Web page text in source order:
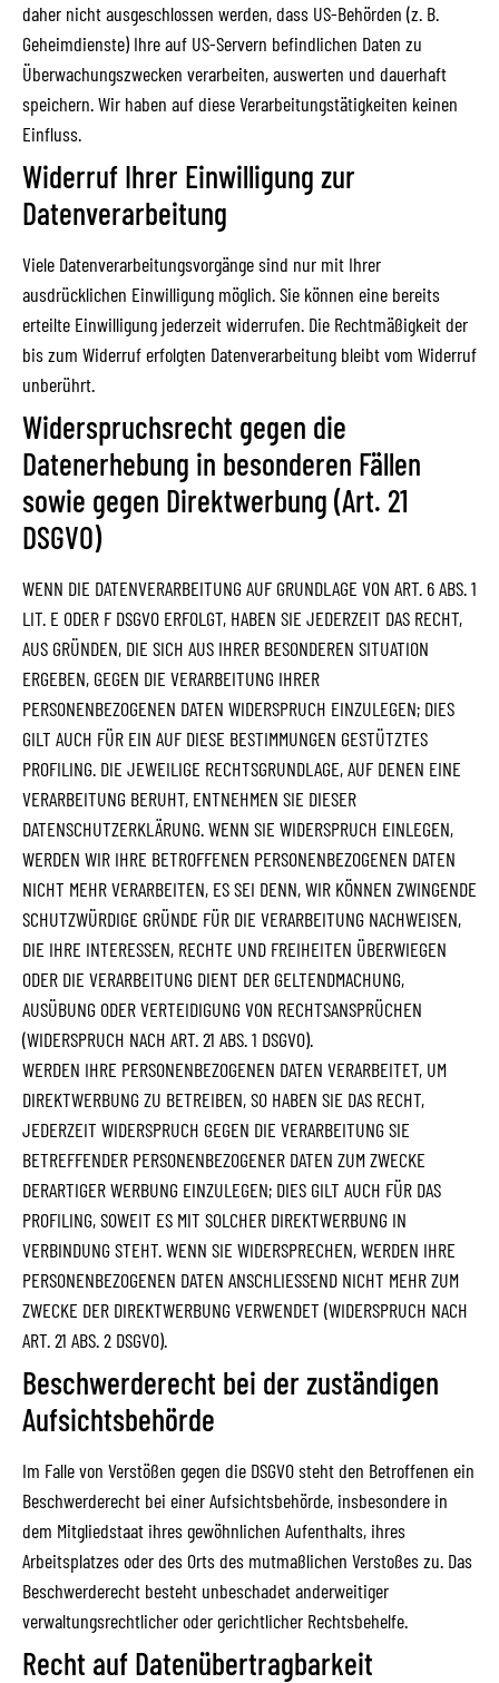
daher nicht ausgeschlossen werden, dass US-Behörden (z. B.
Geheimdienste) Ihre auf US-Servern befindlichen Daten zu
Überwachungszwecken verarbeiten, auswerten und dauerhaft
speichern. Wir haben auf diese Verarbeitungstätigkeiten keinen
Einfluss.
Widerruf Ihrer Einwilligung zur
Datenverarbeitung
Viele Datenverarbeitungsvorgänge sind nur mit Ihrer
ausdrücklichen Einwilligung möglich. Sie können eine bereits
erteilte Einwilligung jederzeit widerrufen. Die Rechtmäßigkeit der
bis zum Widerruf erfolgten Datenverarbeitung bleibt vom Widerruf
unberührt.
Widerspruchsrecht gegen die
Datenerhebung in besonderen Fällen
sowie gegen Direktwerbung (Art. 21
DSGVO)
WENN DIE DATENVERARBEITUNG AUF GRUNDLAGE VON ART. 6 ABS. 1
LIT. E ODER F DSGVO ERFOLGT, HABEN SIE JEDERZEIT DAS RECHT,
AUS GRÜNDEN, DIE SICH AUS IHRER BESONDEREN SITUATION
ERGEBEN, GEGEN DIE VERARBEITUNG IHRER
PERSONENBEZOGENEN DATEN WIDERSPRUCH EINZULEGEN; DIES
GILT AUCH FÜR EIN AUF DIESE BESTIMMUNGEN GESTÜTZTES
PROFILING. DIE JEWEILIGE RECHTSGRUNDLAGE, AUF DENEN EINE
VERARBEITUNG BERUHT, ENTNEHMEN SIE DIESER
DATENSCHUTZERKLÄRUNG. WENN SIE WIDERSPRUCH EINLEGEN,
WERDEN WIR IHRE BETROFFENEN PERSONENBEZOGENEN DATEN
NICHT MEHR VERARBEITEN, ES SEI DENN, WIR KÖNNEN ZWINGENDE
SCHUTZWÜRDIGE GRÜNDE FÜR DIE VERARBEITUNG NACHWEISEN,
DIE IHRE INTERESSEN, RECHTE UND FREIHEITEN ÜBERWIEGEN
ODER DIE VERARBEITUNG DIENT DER GELTENDMACHUNG,
AUSÜBUNG ODER VERTEIDIGUNG VON RECHTSANSPRÜCHEN
(WIDERSPRUCH NACH ART. 21 ABS. 1 DSGVO).
WERDEN IHRE PERSONENBEZOGENEN DATEN VERARBEITET, UM
DIREKTWERBUNG ZU BETREIBEN, SO HABEN SIE DAS RECHT,
JEDERZEIT WIDERSPRUCH GEGEN DIE VERARBEITUNG SIE
BETREFFENDER PERSONENBEZOGENER DATEN ZUM ZWECKE
DERARTIGER WERBUNG EINZULEGEN; DIES GILT AUCH FÜR DAS
PROFILING, SOWEIT ES MIT SOLCHER DIREKTWERBUNG IN
VERBINDUNG STEHT. WENN SIE WIDERSPRECHEN, WERDEN IHRE
PERSONENBEZOGENEN DATEN ANSCHLIESSEND NICHT MEHR ZUM
ZWECKE DER DIREKTWERBUNG VERWENDET (WIDERSPRUCH NACH
ART. 21 ABS. 2 DSGVO).
Beschwerde­recht bei der zuständigen
Aufsichts­behörde
Im Falle von Verstößen gegen die DSGVO steht den Betroffenen ein
Beschwerderecht bei einer Aufsichtsbehörde, insbesondere in
dem Mitgliedstaat ihres gewöhnlichen Aufenthalts, ihres
Arbeitsplatzes oder des Orts des mutmaßlichen Verstoßes zu. Das
Beschwerderecht besteht unbeschadet anderweitiger
verwaltungsrechtlicher oder gerichtlicher Rechtsbehelfe.
Recht auf Daten­übertrag­barkeit